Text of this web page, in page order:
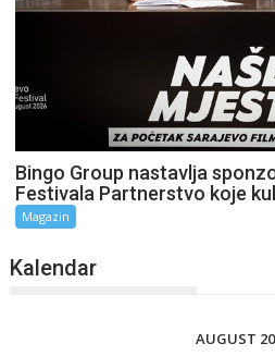
Bingo Group nastavlja
Festivala Partnerstvo koje
Magazin
Kalendar
AUGUST